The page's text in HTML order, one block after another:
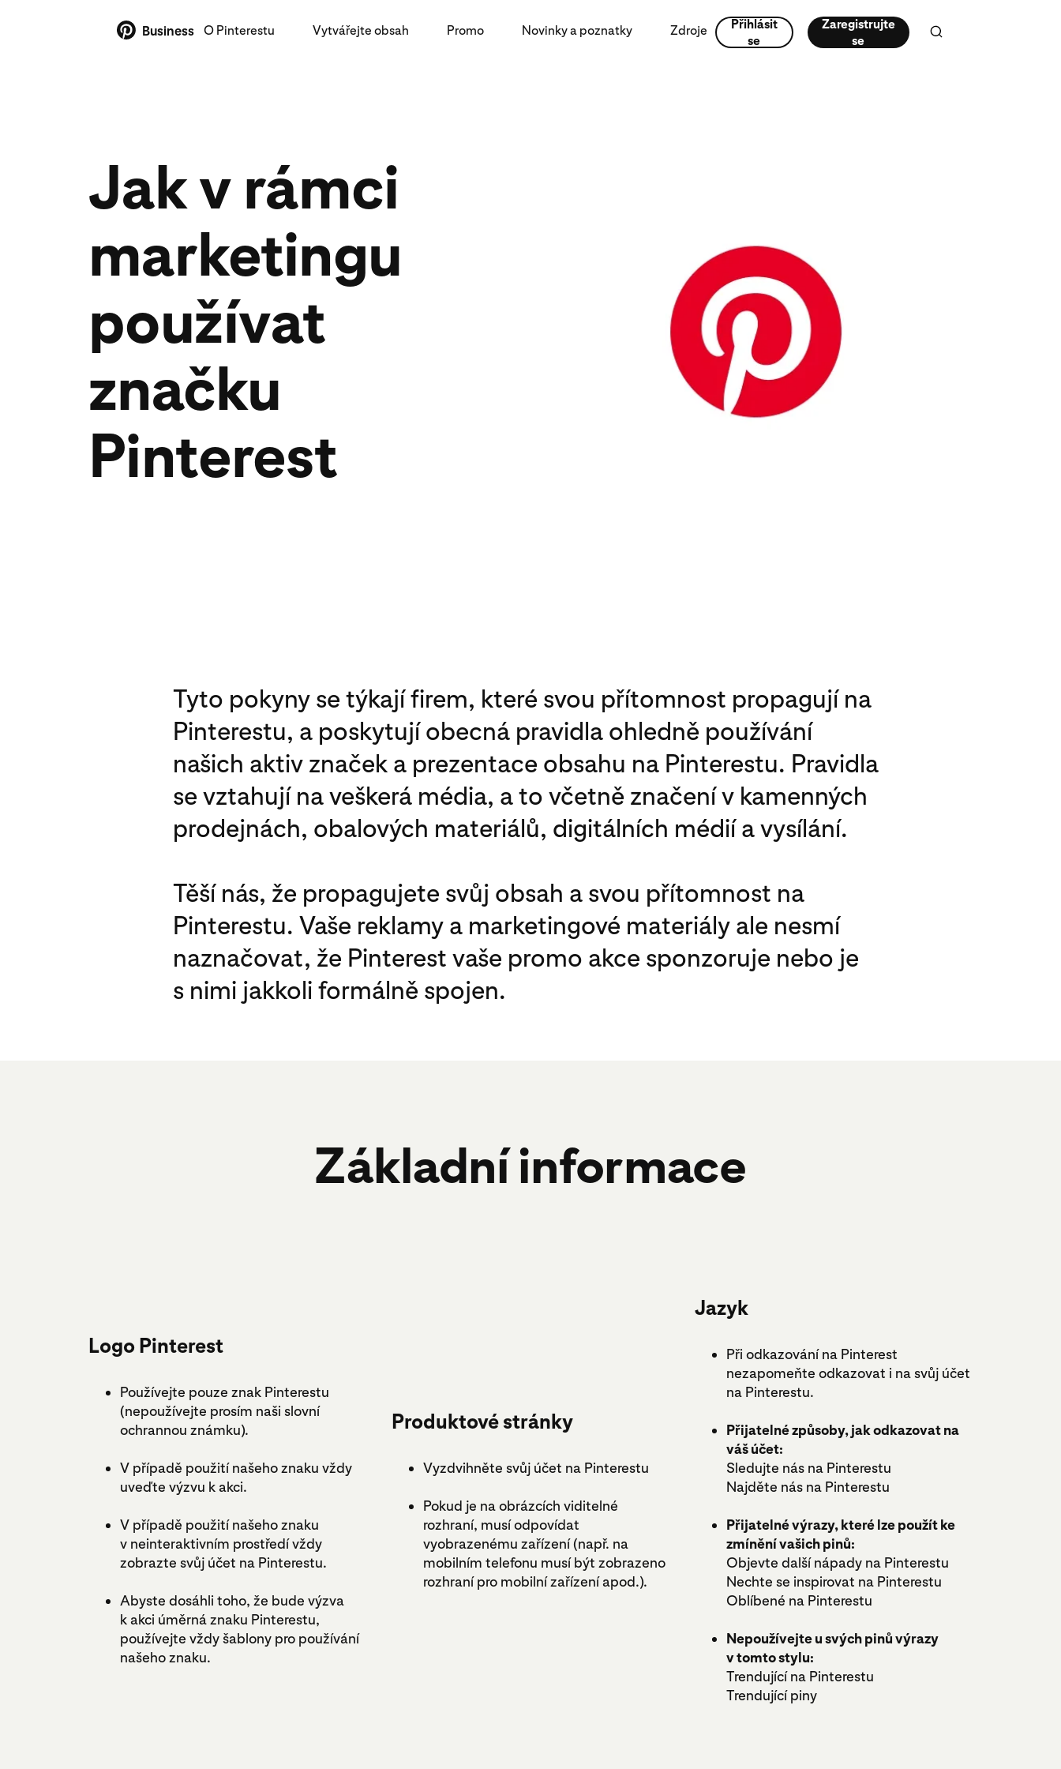
Business O Pinterestu Vytvářejte obsah Promo Novinky a poznatky Zdroje
Přihlásit
se
Zaregistrujte
se
Jak v rámci
marketingu
používat
značku
Pinterest
Tyto pokyny se týkají firem, které svou přítomnost propagují na
Pinterestu, a poskytují obecná pravidla ohledně používání
našich aktiv značek a prezentace obsahu na Pinterestu. Pravidla
se vztahují na veškerá média, a to včetně značení v kamenných
prodejnách, obalových materiálů, digitálních médií a vysílání.
Těší nás, že propagujete svůj obsah a svou přítomnost na
Pinterestu. Vaše reklamy a marketingové materiály ale nesmí
naznačovat, že Pinterest vaše promo akce sponzoruje nebo je
s nimi jakkoli formálně spojen.
Základní informace
Logo Pinterest
Používejte pouze znak Pinterestu
(nepoužívejte prosím naši slovní
ochrannou známku).
V případě použití našeho znaku vždy
uveďte výzvu k akci.
V případě použití našeho znaku
v neinteraktivním prostředí vždy
zobrazte svůj účet na Pinterestu.
Abyste dosáhli toho, že bude výzva
k akci úměrná znaku Pinterestu,
používejte vždy šablony pro používání
našeho znaku.
Produktové stránky
Vyzdvihněte svůj účet na Pinterestu
Pokud je na obrázcích viditelné
rozhraní, musí odpovídat
vyobrazenému zařízení (např. na
mobilním telefonu musí být zobrazeno
rozhraní pro mobilní zařízení apod.).
Jazyk
Při odkazování na Pinterest
nezapomeňte odkazovat i na svůj účet
na Pinterestu.
Přijatelné způsoby, jak odkazovat na
váš účet:
Sledujte nás na Pinterestu
Najděte nás na Pinterestu
Přijatelné výrazy, které lze použít ke
zmínění vašich pinů:
Objevte další nápady na Pinterestu
Nechte se inspirovat na Pinterestu
Oblíbené na Pinterestu
Nepoužívejte u svých pinů výrazy
v tomto stylu:
Trendující na Pinterestu
Trendující piny